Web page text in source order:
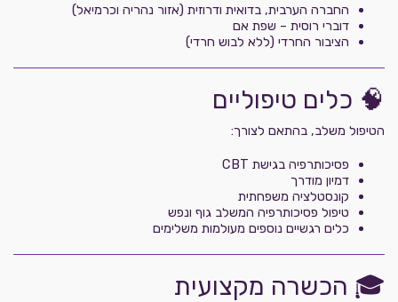
החברה הערבית, בדואית ודרוזית (אזור נהריה וכרמיאל)
דוברי רוסית – שפת אם
הציבור החרדי (ללא לבוש חרדי)
🧠 כלים טיפוליים
הטיפול משלב, בהתאם לצורך:
פסיכותרפיה בגישת CBT
דמיון מודרך
קונסטלציה משפחתית
טיפול פסיכותרפיה המשלב גוף ונפש
כלים רגשיים נוספים מעולמות משלימים
🎓 הכשרה מקצועית